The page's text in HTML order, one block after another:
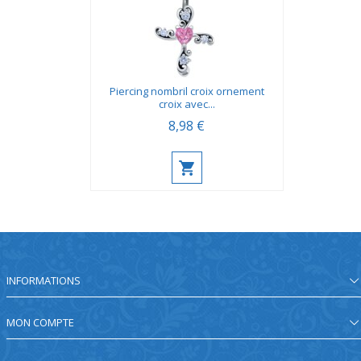
Piercing nombril croix ornement
croix avec...
8,98 €
INFORMATIONS
MON COMPTE